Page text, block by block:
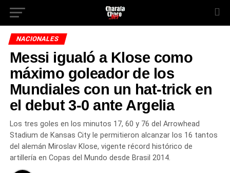
NACIONALES
Messi igualó a Klose como
máximo goleador de los
Mundiales con un hat-trick en
el debut 3-0 ante Argelia
Los tres goles en los minutos 17, 60 y 76 del Arrowhead
Stadium de Kansas City le permitieron alcanzar los 16 tantos
del alemán Miroslav Klose, vigente récord histórico de
artillería en Copas del Mundo desde Brasil 2014.